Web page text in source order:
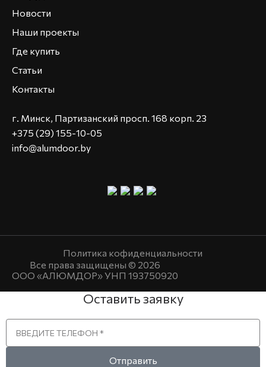
Новости
Наши проекты
Где купить
Статьи
Контакты
г. Минск, Партизанский просп. 168 корп. 23
+375 (29) 155-10-05
info@alumdoor.by
Все права защищены © 2026
ООО «АЛЮМДОР» УНП 193750920
Политика кофиденциальности
Оставить заявку
Отправить